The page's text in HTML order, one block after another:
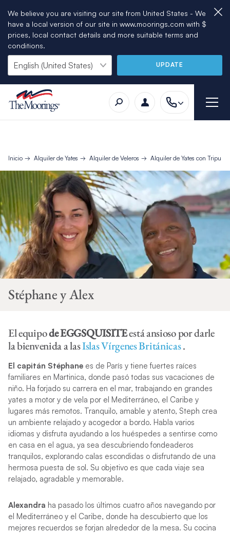
We believe you are visiting our site from United States - We
have a local version of our site in www.moorings.com with $
prices, local contact details and more suitable terms and
conditions.
UPDATE
Inicio Alquiler de Yates Alquiler de Veleros Alquiler de Yates con
Stéphane y Alex
El equipode EGGSQUISITEestá ansioso por darle
la bienvenida a lasIslas Vírgenes Británicas.
El capitán Stéphanees de París y tiene fuertes raíces
familiares en Martinica, donde pasó todas sus vacaciones de
niño. Ha forjado su carrera en el mar, trabajando en grandes
yates a motor y de vela por el Mediterráneo, el Caribe y
lugares más remotos. Tranquilo, amable y atento, Steph crea
un ambiente relajado y acogedor a bordo. Habla varios
idiomas y disfruta ayudando a los huéspedes a sentirse como
en casa en el agua, ya sea descubriendo fondeaderos
tranquilos, explorando calas escondidas o disfrutando de una
hermosa puesta de sol. Su objetivo es que cada viaje sea
relajado, agradable y memorable.
Alexandra ha pasado los últimos cuatro años navegando por
el Mediterráneo y el Caribe, donde ha descubierto que los
mejores recuerdos se forjan alrededor de la mesa. Su cocina